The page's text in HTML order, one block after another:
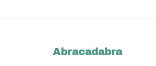
Abracadabra